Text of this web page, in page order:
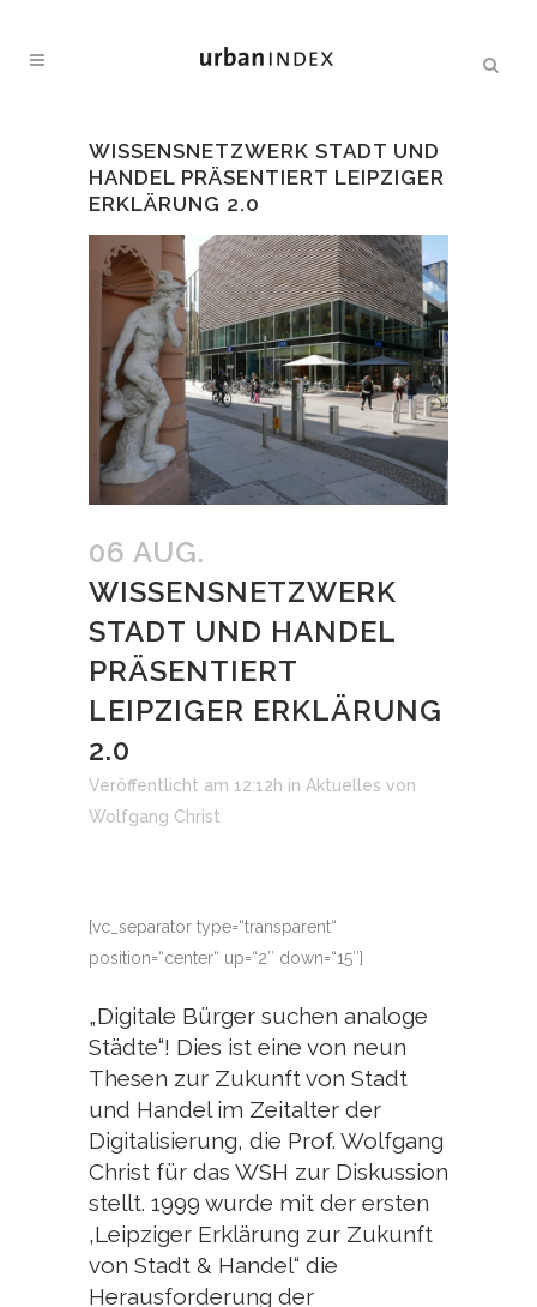
WISSENSNETZWERK STADT UND
HANDEL PRÄSENTIERT LEIPZIGER
ERKLÄRUNG 2.0
06 AUG.
WISSENSNETZWERK
STADT UND HANDEL
PRÄSENTIERT
LEIPZIGER ERKLÄRUNG
2.0
Veröffentlicht am 12:12h in Aktuelles von
Wolfgang Christ
[vc_separator type=“transparent“
position=“center“ up=“2″ down=“15″]
„Digitale Bürger suchen analoge
Städte“! Dies ist eine von neun
Thesen zur Zukunft von Stadt
und Handel im Zeitalter der
Digitalisierung, die Prof. Wolfgang
Christ für das WSH zur Diskussion
stellt. 1999 wurde mit der ersten
‚Leipziger Erklärung zur Zukunft
von Stadt & Handel“ die
Herausforderung der